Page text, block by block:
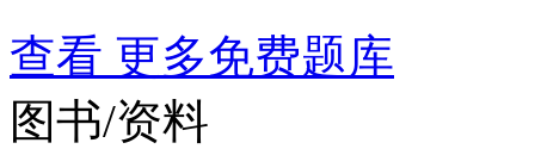
查看 更多免费题库
图书/资料